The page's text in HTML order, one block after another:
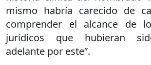
mismo habría carecido de
comprender el alcance de
jurídicos que hubieran
adelante por este”.